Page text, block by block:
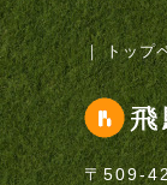
｜ トップ
〒509-